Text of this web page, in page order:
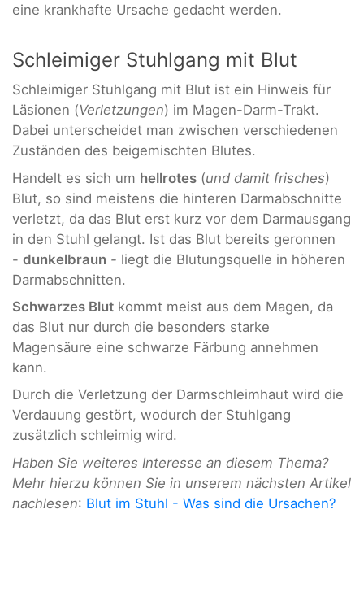
eine krankhafte Ursache gedacht werden.
Schleimiger Stuhlgang mit Blut
Schleimiger Stuhlgang mit Blut ist ein Hinweis für
Läsionen (Verletzungen) im Magen-Darm-Trakt.
Dabei unterscheidet man zwischen verschiedenen
Zuständen des beigemischten Blutes.
Handelt es sich um hellrotes (und damit frisches)
Blut, so sind meistens die hinteren Darmabschnitte
verletzt, da das Blut erst kurz vor dem Darmausgang
in den Stuhl gelangt. Ist das Blut bereits geronnen
- dunkelbraun - liegt die Blutungsquelle in höheren
Darmabschnitten.
Schwarzes Blut kommt meist aus dem Magen, da
das Blut nur durch die besonders starke
Magensäure eine schwarze Färbung annehmen
kann.
Durch die Verletzung der Darmschleimhaut wird die
Verdauung gestört, wodurch der Stuhlgang
zusätzlich schleimig wird.
Haben Sie weiteres Interesse an diesem Thema?
Mehr hierzu können Sie in unserem nächsten Artikel
nachlesen: Blut im Stuhl - Was sind die Ursachen?